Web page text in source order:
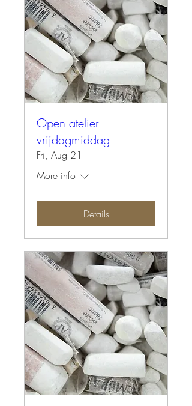
Open atelier
vrijdagmiddag
Fri, Aug 21
More info
Details